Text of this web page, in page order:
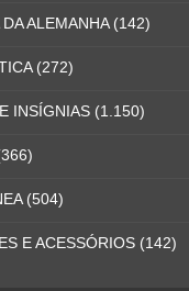
ALEMANHA (142)
(272)
INSÍGNIAS (1.150)
(504)
E ACESSÓRIOS (142)